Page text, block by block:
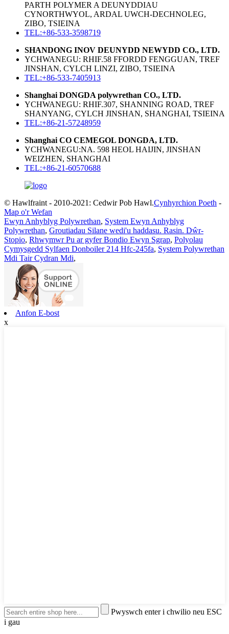
PARTH POLYMER A DEUNYDDIAU
CYNORTHWYOL, ARDAL UWCH-DECHNOLEG,
ZIBO, TSIEINA
TEL:+86-533-3598719
SHANDONG INOV DEUNYDD NEWYDD CO., LTD.
YCHWANEGU: RHIF.58 FFORDD FENGGUAN, TREF
JINSHAN, CYLCH LINZI, ZIBO, TSIEINA
TEL:+86-533-7405913
Shanghai DONGDA polywrethan CO., LTD.
YCHWANEGU: RHIF.307, SHANNING ROAD, TREF
SHANYANG, CYLCH JINSHAN, SHANGHAI, TSIEINA
TEL:+86-21-57248959
Shanghai CO CEMEGOL DONGDA, LTD.
YCHWANEGU:NA. 598 HEOL HAIJIN, JINSHAN
WEIZHEN, SHANGHAI
TEL:+86-21-60570688
© Hawlfraint - 2010-2021: Cedwir Pob Hawl.Cynhyrchion Poeth -
Map o'r Wefan
Ewyn Anhyblyg Polywrethan, System Ewyn Anhyblyg
Polywrethan, Groutiadau Silane wedi'u haddasu. Rasin. Dŵr-
Stopio, Rhwymwr Pu ar gyfer Bondio Ewyn Sgrap, Polyolau
Cymysgedd Sylfaen Donboiler 214 Hfc-245fa, System Polywrethan
Mdi Tair Cydran Mdi,
Anfon E-bost
x
Pwyswch enter i chwilio neu ESC
i gau